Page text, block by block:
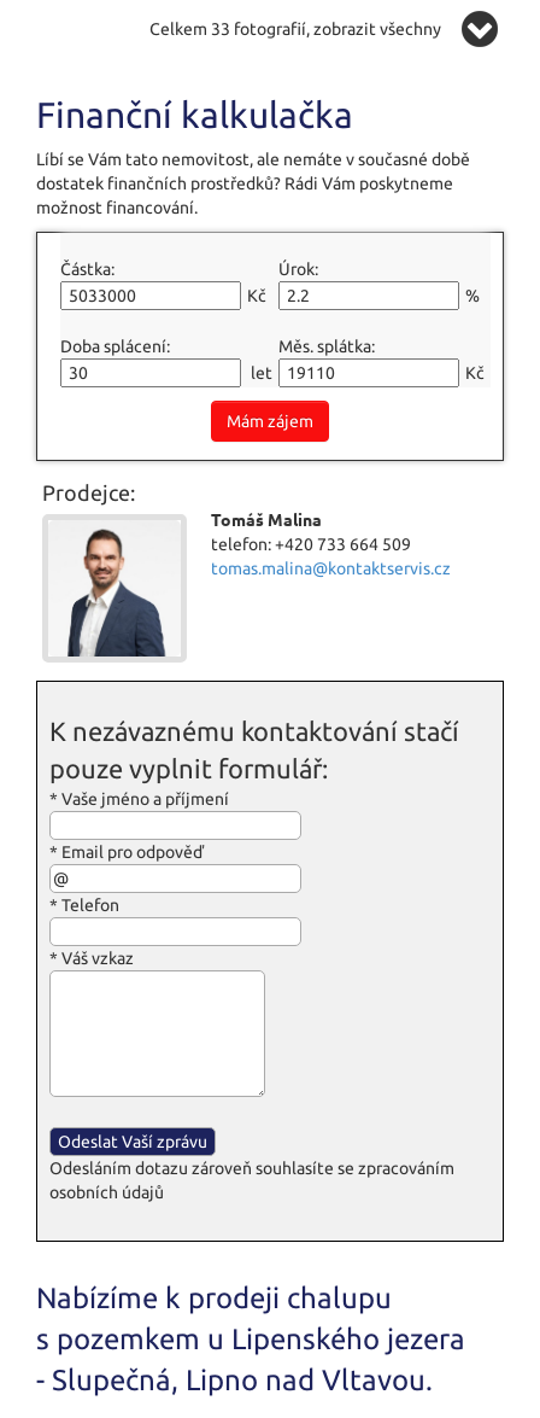
Celkem 33 fotografií, zobrazit všechny
Finanční kalkulačka
Líbí se Vám tato nemovitost, ale nemáte v současné době
dostatek finančních prostředků? Rádi Vám poskytneme
možnost financování.
Částka:
Kč
Úrok:
%
Doba splácení:
let
Měs. splátka:
Kč
Mám zájem
Prodejce:
Tomáš Malina
telefon: +420 733 664 509
tomas.malina@kontaktservis.cz
K nezávaznému kontaktování stačí
pouze vyplnit formulář:
* Vaše jméno a příjmení
* Email pro odpověď
* Telefon
* Váš vzkaz
Odesláním dotazu zároveň souhlasíte se zpracováním
osobních údajů
Nabízíme k prodeji chalupu
s pozemkem u Lipenského jezera
- Slupečná, Lipno nad Vltavou.